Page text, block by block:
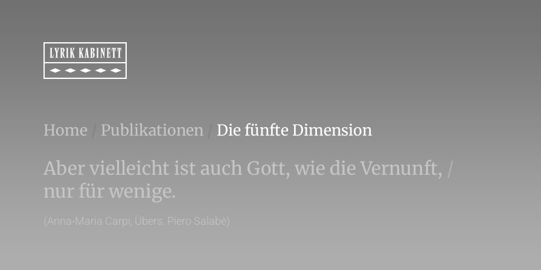
Home Publikationen Die fünfte Dimension
Aber vielleicht ist auch Gott, wie die Vernunft, /
nur für wenige.
(Anna-Maria Carpi, Übers. Piero Salabè)